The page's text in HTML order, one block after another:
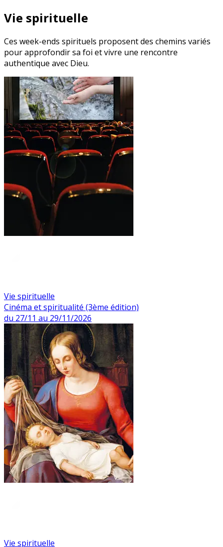
Vie spirituelle
Ces week-ends spirituels proposent des chemins variés
pour approfondir sa foi et vivre une rencontre
authentique avec Dieu.
Vie spirituelle
Cinéma et spiritualité (3ème édition)
du 27/11 au 29/11/2026
Vie spirituelle